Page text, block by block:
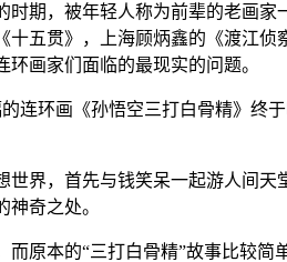
时期，被年轻人称为前辈的老画
十五贯》，上海顾炳鑫的《渡江
画家们面临的最现实的问题。
连环画《孙悟空三打白骨精》终
世界，首先与钱笑呆一起游人间
奇之处。
而原本的“三打白骨精”故事比较